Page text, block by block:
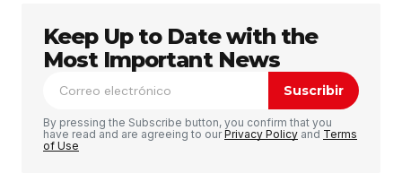
Tu dirección de correo electrónico no será
publicada. Los campos obligatorios están
marcados con*
Comentario *
Keep Up to Date with the
Most Important News
Suscribir
By pressing the Subscribe button, you confirm that you
have read and are agreeing to ourPrivacy Policy and Terms
of Use